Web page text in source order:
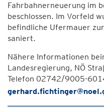
Fahrbahnerneuerung im
beschlossen. Im Vorfeld
befindliche Ufermauer
saniert.
Nähere Informationen
Landesregierung, NÖ
Telefon 02742/9005-